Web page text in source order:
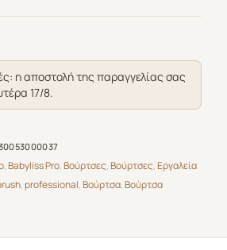
η αποστολή της παραγγελίας σας
17/8.
,Babyliss Pro,Βούρτσες,Βούρτσες,Εργαλεία
,professional,Βούρτσα,Βούρτσα